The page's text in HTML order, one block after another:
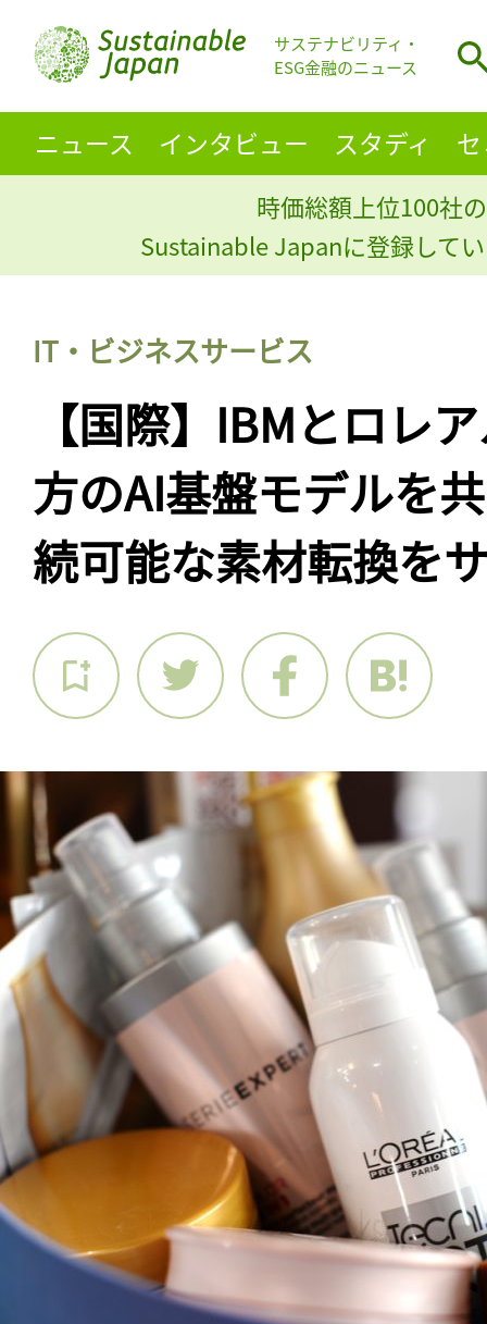
サステナビリティ・
ESG金融のニュース
ニュース インタビュー スタディ
時価総額上位100社
Sustainable Japanに登録して
IT・ビジネスサービス
【国際】IBMとロレ
方のAI基盤モデルを
続可能な素材転換を